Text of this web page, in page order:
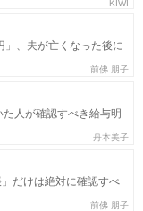
KIWI
」、夫が亡くなった後に
前佛 朋子
た人が確認すべき給与明
舟本美子
だけは絶対に確認すべ
前佛 朋子